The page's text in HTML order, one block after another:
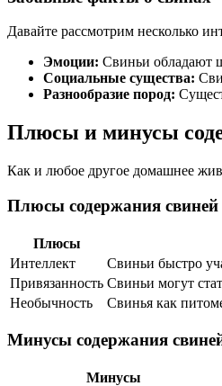
Давайте рассмотрим несколько
Эмоции: Свиньи обладают
Социальные существа:
Разнообразие пород:
Плюсы и минусы
Как и любое другое домашнее
Плюсы содержания свиней
Плюсы
Интеллект
Свиньи быстро
Привязанность Свиньи могут
Необычность
Свинья как
Минусы содержания
Минусы